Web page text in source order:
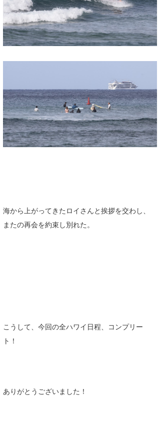
海から上がってきたロイさんと挨拶を交わし、
またの再会を約束し別れた。
こうして、今回の全ハワイ日程、コンプリー
ト！
ありがとうございました！